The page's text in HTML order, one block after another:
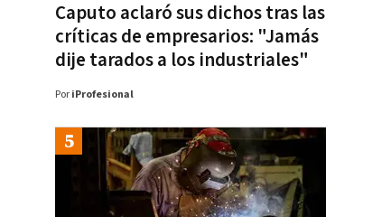
Caputo aclaró sus dichos tras las
críticas de empresarios: "Jamás
dije tarados a los industriales"
Por iProfesional